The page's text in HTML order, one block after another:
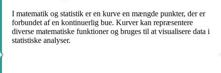
I matematik og statistik er en kurve en mængde punkter, der er
forbundet af en kontinuerlig bue. Kurver kan repræsentere
diverse matematiske funktioner og bruges til at visualisere data i
statistiske analyser.